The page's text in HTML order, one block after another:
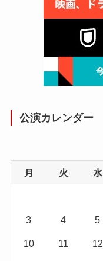
公演カレンダー
月 火 水
3 4 5
10 11 12